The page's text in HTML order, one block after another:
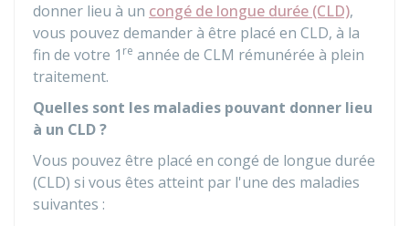
donner lieu à un congé de longue durée (CLD),
vous pouvez demander à être placé en CLD, à la
fin de votre 1 re année de CLM rémunérée à plein
traitement.
Quelles sont les maladies pouvant donner lieu
à un CLD ?
Vous pouvez être placé en congé de longue durée
(CLD) si vous êtes atteint par l'une des maladies
suivantes :